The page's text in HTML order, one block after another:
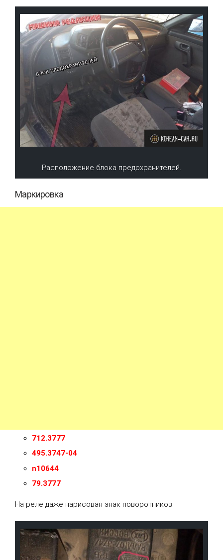
Расположение блока предохранителей.
Маркировка
712.3777
495.3747-04
n10644
79.3777
На реле даже нарисован знак поворотников.